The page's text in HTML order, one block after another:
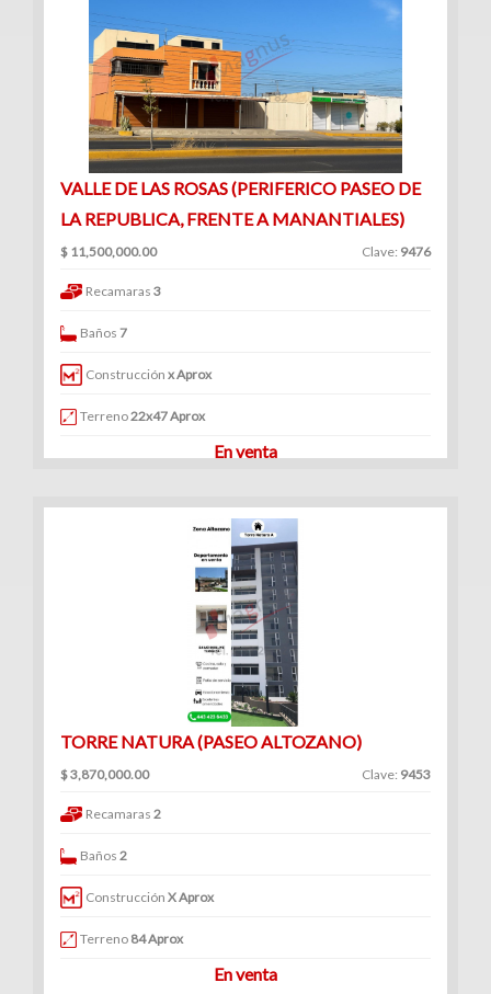
VALLE DE LAS ROSAS (PERIFERICO PASEO DE
LA REPUBLICA, FRENTE A MANANTIALES)
$ 11,500,000.00 Clave: 9476
Recamaras 3
Baños7
Construcción x Aprox
Terreno22x47 Aprox
En venta
TORRE NATURA (PASEO ALTOZANO)
$ 3,870,000.00 Clave: 9453
Recamaras 2
Baños2
Construcción X Aprox
Terreno 84 Aprox
En venta